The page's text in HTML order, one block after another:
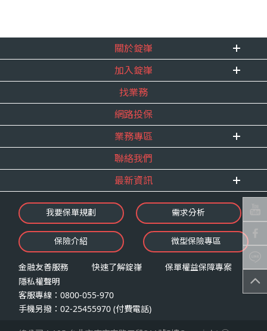
（四）方式：自動化機器或其他非自動化之方
四、當事人依個資法第三條規定得行使之權利及方
（一）當事人得行使之權利
台端就錠嵂公司向 台端所蒐集之個人資
料，得向錠嵂公司行使下列權利，除法令
另有規定或履行契約所必要外，錠嵂公司
查詢或請求閱覽。
請求製給複製本。
請求補充或更正。
請求停止蒐集、處理或利用。
請求刪除。
（二）當事人行使權利之方式
台端如欲行使上述權利時，得以書面方式
向錠嵂公司申請，申請書面送達地址：台
關於錠嵂
企業資訊
重要事跡
得獎紀錄
服務宣言
合作夥伴
加入錠嵂
內勤招聘
精英招募
年度增員計畫
找業務
網路投保
業務專區
E 線資源網
聯絡我們
最新資訊
最新消息
錠嵂焦點
影音頻道
業務資源分享
我要保單規劃 需求分析
保險介紹 微型保險專區
金融友善服務 快速了解錠嵂
保單權益保障專案
隱私權聲明
客服專線：0800-055-970
手機另撥：02-25455970 (付費電話)